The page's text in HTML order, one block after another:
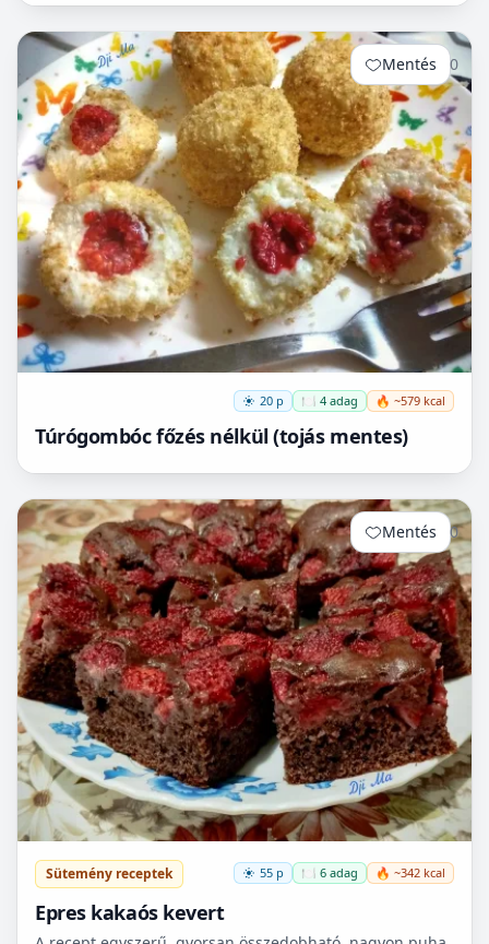
Mentés 0
20 p 🍽️ 4 adag 🔥 ~579 kcal
Túrógombóc főzés nélkül (tojás mentes)
Mentés 0
Sütemény receptek 55 p 🍽️ 6 adag 🔥 ~342 kcal
Epres kakaós kevert